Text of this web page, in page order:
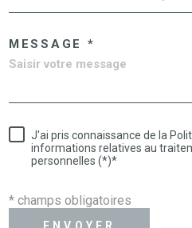
MESSAGE *
J'ai pris connaissance de la
informations relatives au
personnelles (*)*
* champs obligatoires